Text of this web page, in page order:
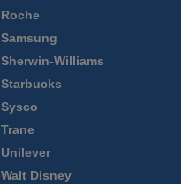
Roche
Samsung
Sherwin-Williams
Starbucks
Sysco
Trane
Unilever
Walt Disney